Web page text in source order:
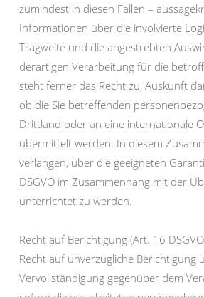
zumindest in diesen Fällen –
Informationen über die involvierte
Tragweite und die angestrebten
derartigen Verarbeitung für die
steht ferner das Recht zu, Auskunft
ob die Sie betreffenden
Drittland oder an eine internationale
übermittelt werden. In diesem
verlangen, über die geeigneten
DSGVO im Zusammenhang mit der
unterrichtet zu werden.
Recht auf Berichtigung (Art. 16
Recht auf unverzügliche Berichtigung
Vervollständigung gegenüber dem